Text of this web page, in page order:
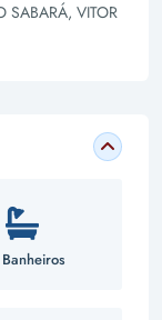
SABARÁ, VITOR